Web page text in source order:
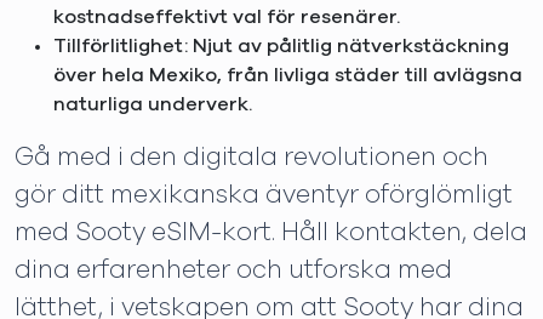
kostnadseffektivt val för resenärer.
Tillförlitlighet: Njut av pålitlig nätverkstäckning
över hela Mexiko, från livliga städer till avlägsna
naturliga underverk.
Gå med i den digitala revolutionen och
gör ditt mexikanska äventyr oförglömligt
med Sooty eSIM-kort. Håll kontakten, dela
dina erfarenheter och utforska med
lätthet, i vetskapen om att Sooty har dina